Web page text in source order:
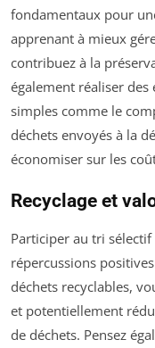
fondamentaux pour
apprenant à mieux
contribuez à la
également réaliser des
simples comme le
déchets envoyés à la
économiser sur les
Recyclage et
Participer au tri
répercussions
déchets recyclables,
et potentiellement
de déchets. Pensez